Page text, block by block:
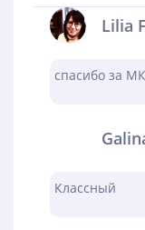
Lilia
спасибо за МК
Классный